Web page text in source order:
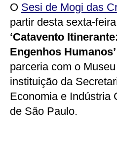
O Sesi de Mogi das
partir desta sexta-
‘Catavento
Engenhos Humanos’
parceria com o
instituição da
Economia e Indústria
de São Paulo.